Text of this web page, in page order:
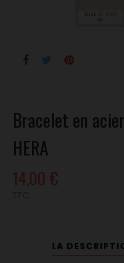
Bracelet en
HERA
14,00 €
LA